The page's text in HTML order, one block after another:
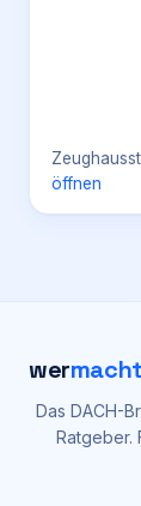
öffnen
wermacht
Das DACH-
Ratgeber.